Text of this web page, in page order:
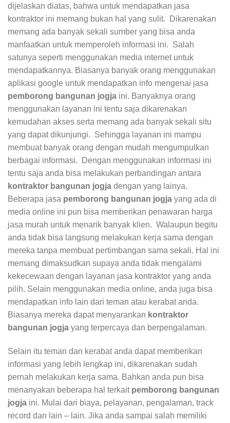
dijelaskan diatas, bahwa untuk mendapatkan jasa
kontraktor ini memang bukan hal yang sulit. Dikarenakan
memang ada banyak sekali sumber yang bisa anda
manfaatkan untuk memperoleh informasi ini. Salah
satunya seperti menggunakan media internet untuk
mendapatkannya. Biasanya banyak orang menggunakan
aplikasi google untuk mendapatkan info mengenai jasa
pemborong bangunan jogja ini. Banyaknya orang
menggunakan layanan ini tentu saja dikarenakan
kemudahan akses serta memang ada banyak sekali situ
yang dapat dikunjungi. Sehingga layanan ini mampu
membuat banyak orang dengan mudah mengumpulkan
berbagai informasi. Dengan menggunakan informasi ini
tentu saja anda bisa melakukan perbandingan antara
kontraktor bangunan jogja dengan yang lainya.
Beberapa jasa pemborong bangunan jogja yang ada di
media online ini pun bisa memberikan penawaran harga
jasa murah untuk menarik banyak klien. Walaupun begitu
anda tidak bisa langsung melakukan kerja sama dengan
mereka tanpa membuat pertimbangan sama sekali. Hal ini
memang dimaksudkan supaya anda tidak mengalami
kekecewaan dengan layanan jasa kontraktor yang anda
pilih. Selain menggunakan media online, anda juga bisa
mendapatkan info lain dari teman atau kerabat anda.
Biasanya mereka dapat menyarankan kontraktor
bangunan jogja yang terpercaya dan berpengalaman.
Selain itu teman dan kerabat anda dapat memberikan
informasi yang lebih lengkap ini, dikarenakan sudah
pernah melakukan kerja sama. Bahkan anda pun bisa
menanyakan beberapa hal terkait pemborong bangunan
jogja ini. Mulai dari biaya, pelayanan, pengalaman, track
record dan lain – lain. Jika anda sampai salah memiliki